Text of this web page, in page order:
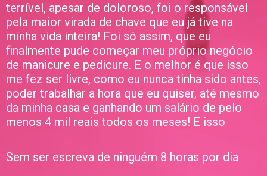
terrível, apesar de doloroso, foi o responsável
pela maior virada de chave que eu já tive na
minha vida inteira! Foi só assim, que eu
finalmente pude começar meu próprio negócio
de manicure e pedicure. E o melhor é que isso
me fez ser livre, como eu nunca tinha sido antes,
poder trabalhar a hora que eu quiser, até mesmo
da minha casa e ganhando um salário de pelo
menos 4 mil reais todos os meses! E isso
Sem ser escreva de ninguém 8 horas por dia